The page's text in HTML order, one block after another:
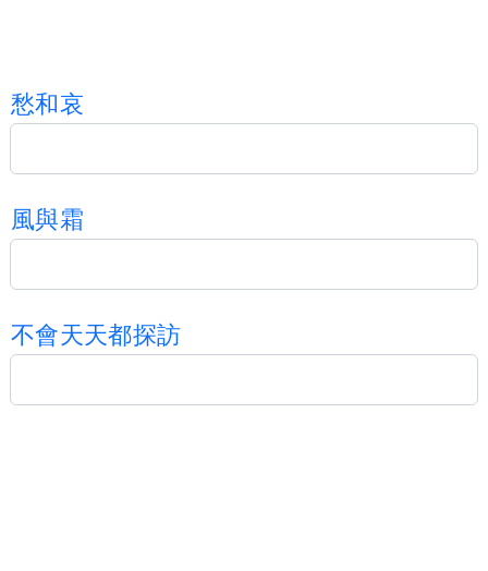
愁和哀
風與霜
不會天天都探訪